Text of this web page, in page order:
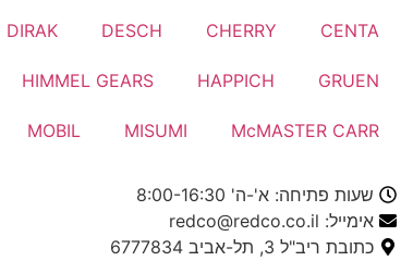
CENTA
CHERRY
DESCH
DIRAK
GRUEN
HAPPICH
HIMMEL GEARS
McMASTER CARR
MISUMI
MOBIL
שעות פתיחה: א'-ה' 8:00-16:30
אימייל: redco@redco.co.il
כתובת ריב"ל 3, תל-אביב 6777834